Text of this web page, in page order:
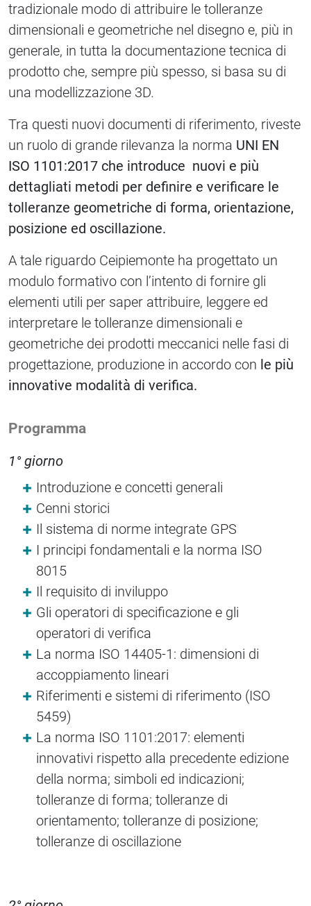
tradizionale modo di attribuire le tolleranze
dimensionali e geometriche nel disegno e, più in
generale, in tutta la documentazione tecnica di
prodotto che, sempre più spesso, si basa su di
una modellizzazione 3D.
Tra questi nuovi documenti di riferimento, riveste
un ruolo di grande rilevanza la norma UNI EN
ISO 1101:2017 che introduce nuovi e più
dettagliati metodi per definire e verificare le
tolleranze geometriche di forma, orientazione,
posizione ed oscillazione.
A tale riguardo Ceipiemonte ha progettato un
modulo formativo con l’intento di fornire gli
elementi utili per saper attribuire, leggere ed
interpretare le tolleranze dimensionali e
geometriche dei prodotti meccanici nelle fasi di
progettazione, produzione in accordo con le più
innovative modalità di verifica.
Programma
1° giorno
Introduzione e concetti generali
Cenni storici
Il sistema di norme integrate GPS
I principi fondamentali e la norma ISO
8015
Il requisito di inviluppo
Gli operatori di specificazione e gli
operatori di verifica
La norma ISO 14405-1: dimensioni di
accoppiamento lineari
Riferimenti e sistemi di riferimento (ISO
5459)
La norma ISO 1101:2017: elementi
innovativi rispetto alla precedente edizione
della norma; simboli ed indicazioni;
tolleranze di forma; tolleranze di
orientamento; tolleranze di posizione;
tolleranze di oscillazione